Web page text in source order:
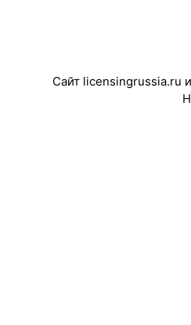
Сайт licensingrussia.ru